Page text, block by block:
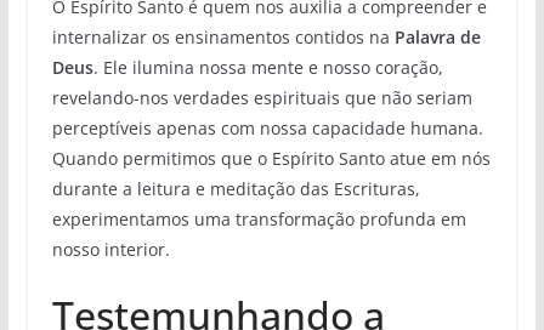
O Espírito Santo é quem nos auxilia a compreender e
internalizar os ensinamentos contidos na Palavra de
Deus. Ele ilumina nossa mente e nosso coração,
revelando-nos verdades espirituais que não seriam
perceptíveis apenas com nossa capacidade humana.
Quando permitimos que o Espírito Santo atue em nós
durante a leitura e meditação das Escrituras,
experimentamos uma transformação profunda em
nosso interior.
Testemunhando a